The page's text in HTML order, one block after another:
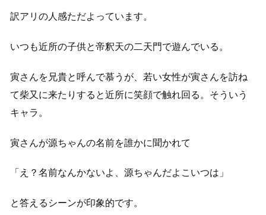
訳アリの人感ただよっています。
いつも近所の子供と帝釈天の二天門で遊んでいる。
寅さんを兄貴と呼んで慕うが、若い女性が寅さんを訪ね
て柴又に来たりすると近所に笑顔で触れ回る。そういう
キャラ。
寅さんが源ちゃんの名前を誰かに聞かれて
「え？名前なんかないよ、源ちゃんだよこいつは」
と答えるシーンが印象的です。